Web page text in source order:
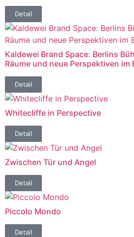
Detail
Kaldewei Brand Space: Berlins
Räume und neue Perspektiven im
Detail
Whitecliffe in Perspective
Detail
Zwischen Tür und Angel
Detail
Piccolo Mondo
Detail